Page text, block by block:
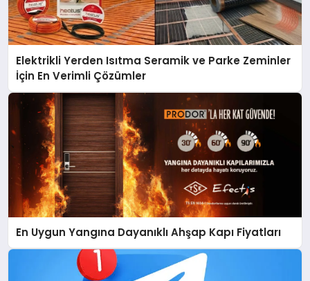
Elektrikli Yerden Isıtma Seramik ve Parke Zeminler
İçin En Verimli Çözümler
En Uygun Yangına Dayanıklı Ahşap Kapı Fiyatları